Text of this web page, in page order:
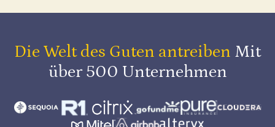
Die Welt des Guten antreiben Mit
über 500 Unternehmen